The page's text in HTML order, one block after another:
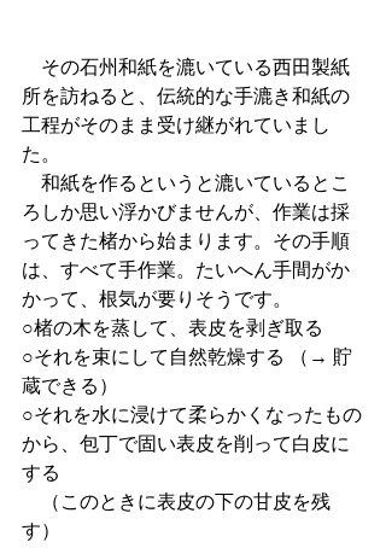
その石州和紙を漉いている西田製紙
所を訪ねると、伝統的な手漉き和紙の
工程がそのまま受け継がれていまし
た。
和紙を作るというと漉いているとこ
ろしか思い浮かびませんが、作業は採
ってきた楮から始まります。その手順
は、すべて手作業。たいへん手間がか
かって、根気が要りそうです。
○楮の木を蒸して、表皮を剥ぎ取る
○それを束にして自然乾燥する （→ 貯
蔵できる）
○それを水に浸けて柔らかくなったもの
から、包丁で固い表皮を削って白皮に
する
（このときに表皮の下の甘皮を残
す）